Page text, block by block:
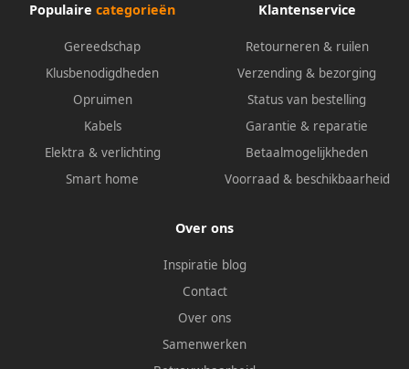
Populaire categorieën
Gereedschap
Klusbenodigdheden
Opruimen
Kabels
Elektra & verlichting
Smart home
Klantenservice
Retourneren & ruilen
Verzending & bezorging
Status van bestelling
Garantie & reparatie
Betaalmogelijkheden
Voorraad & beschikbaarheid
Over ons
Inspiratie blog
Contact
Over ons
Samenwerken